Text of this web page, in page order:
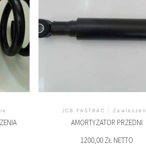
JCB FASTRAC /
AMORTYZATOR PRZEDNI
1200,00 ZŁ NETTO